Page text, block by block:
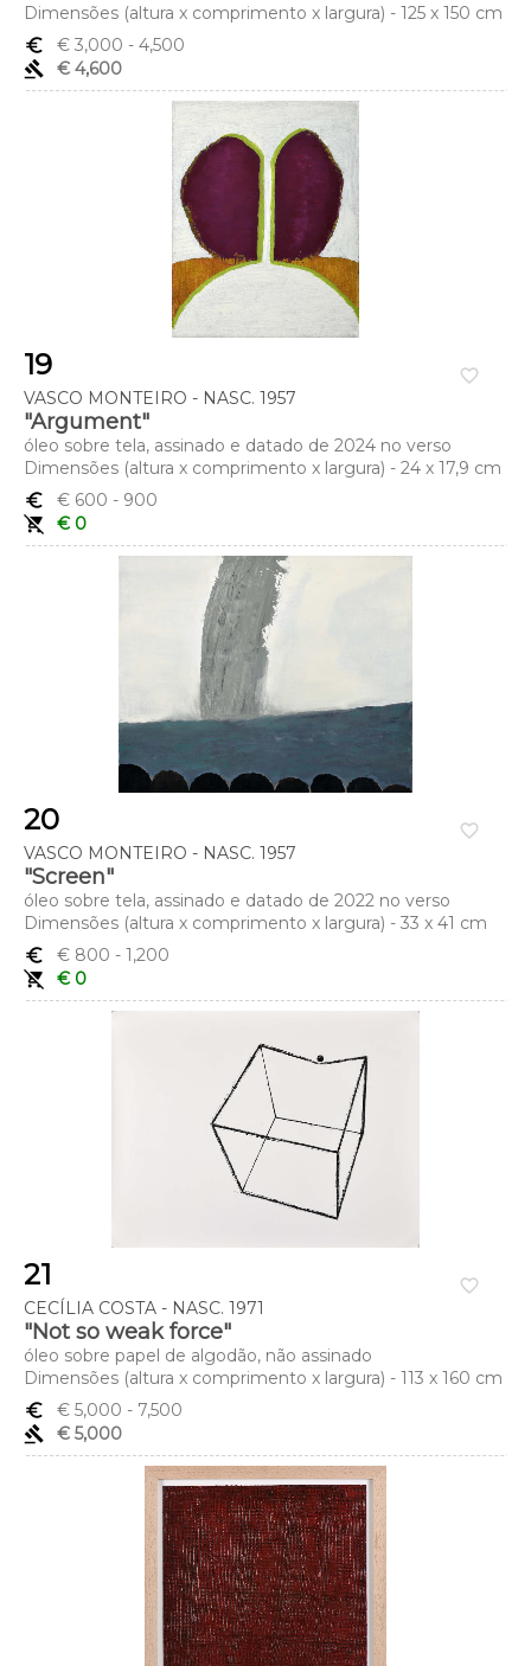
Dimensões (altura x comprimento x largura) - 125 x 150 cm
euro_symbol
€ 3,000 - 4,500
gavel
€ 4,600
favorite_border
19
VASCO MONTEIRO - NASC. 1957
"Argument"
óleo sobre tela, assinado e datado de 2024 no verso
Dimensões (altura x comprimento x largura) - 24 x 17,9 cm
euro_symbol
€ 600 - 900
remove_shopping_cart
€ 0
favorite_border
20
VASCO MONTEIRO - NASC. 1957
"Screen"
óleo sobre tela, assinado e datado de 2022 no verso
Dimensões (altura x comprimento x largura) - 33 x 41 cm
euro_symbol
€ 800 - 1,200
remove_shopping_cart
€ 0
favorite_border
21
CECÍLIA COSTA - NASC. 1971
"Not so weak force"
óleo sobre papel de algodão, não assinado
Dimensões (altura x comprimento x largura) - 113 x 160 cm
euro_symbol
€ 5,000 - 7,500
gavel
€ 5,000